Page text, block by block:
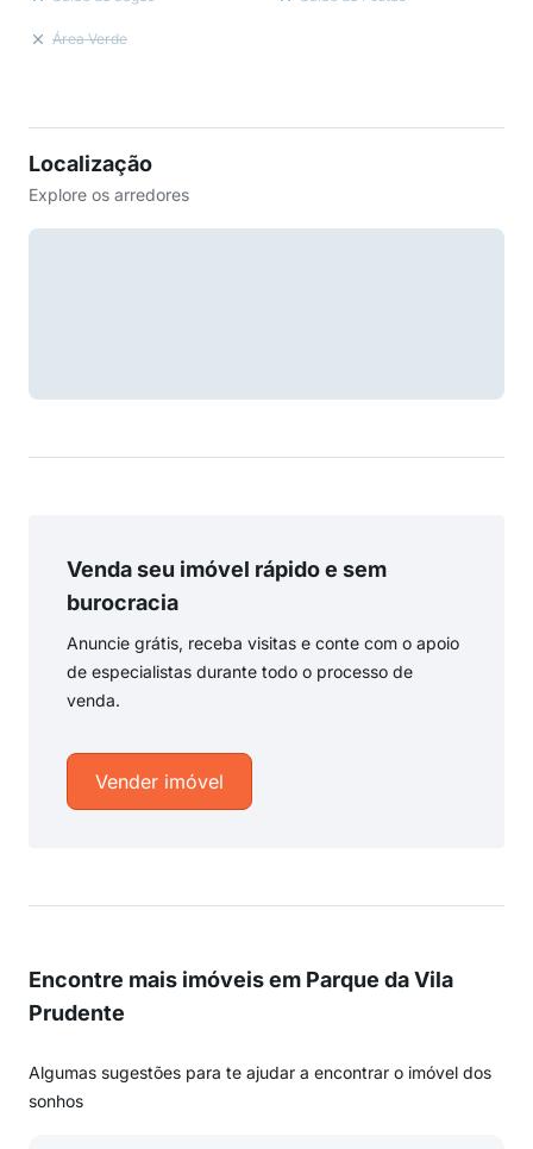
Área Verde
Localização
Explore os arredores
Venda seu imóvel rápido e sem
burocracia
Anuncie grátis, receba visitas e conte com o apoio
de especialistas durante todo o processo de
venda.
Vender imóvel
Encontre mais imóveis em Parque da Vila
Prudente
Algumas sugestões para te ajudar a encontrar o imóvel dos
sonhos